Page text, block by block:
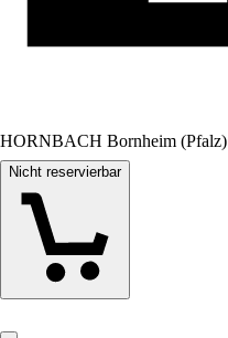
HORNBACH Bornheim (Pfalz)
Nicht reservierbar